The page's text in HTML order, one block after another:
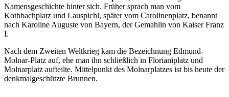
Namensgeschichte hinter sich. Früher sprach man vom
Kothbachplatz und Lauspichl, später vom Carolinenplatz, benannt
nach Karoline Auguste von Bayern, der Gemahlin von Kaiser Franz
I.
Nach dem Zweiten Weltkrieg kam die Bezeichnung Edmund-
Molnar-Platz auf, ehe man ihn schließlich in Florianiplatz und
Molnarplatz aufteilte. Mittelpunkt des Molnarplatzes ist bis heute der
denkmalgeschützte Brunnen.